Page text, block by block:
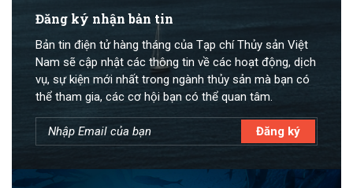
Đăng ký nhận bản tin
Bản tin điện tử hàng tháng của Tạp chí Thủy sản Việt
Nam sẽ cập nhật các thông tin về các hoạt động, dịch
vụ, sự kiện mới nhất trong ngành thủy sản mà bạn có
thể tham gia, các cơ hội bạn có thể quan tâm.